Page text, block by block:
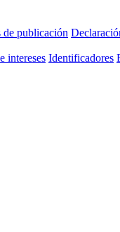
de publicación
intereses Identificadores